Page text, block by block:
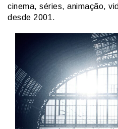
cinema, séries, animação,
desde 2001.